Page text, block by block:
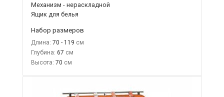
Механизм - нераскладной
Ящик для белья
Набор размеров
Длина: 70 - 119
Глубина: 67
Высота: 70